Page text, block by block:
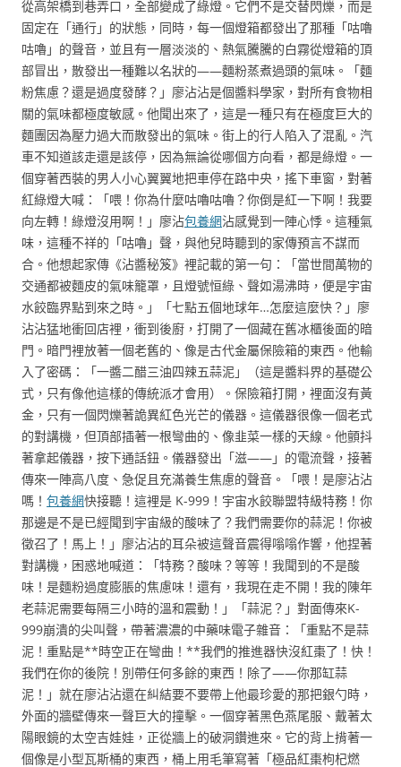
從高架橋到巷弄口，全部變成了綠燈。它們不是交替閃爍，而是
固定在「通行」的狀態，同時，每一個燈箱都發出了那種「咕嚕
咕嚕」的聲音，並且有一層淡淡的、熱氣騰騰的白霧從燈箱的頂
部冒出，散發出一種難以名狀的——麵粉蒸煮過頭的氣味。「麵
粉焦慮？還是過度發酵？」廖沾沾是個醬料學家，對所有食物相
關的氣味都極度敏感。他聞出來了，這是一種只有在極度巨大的
麵團因為壓力過大而散發出的氣味。街上的行人陷入了混亂。汽
車不知道該走還是該停，因為無論從哪個方向看，都是綠燈。一
個穿著西裝的男人小心翼翼地把車停在路中央，搖下車窗，對著
紅綠燈大喊：「喂！你為什麼咕嚕咕嚕？你倒是紅一下啊！我要
向左轉！綠燈沒用啊！」廖沾包養網沾感覺到一陣心悸。這種氣
味，這種不祥的「咕嚕」聲，與他兒時聽到的家傳預言不謀而
合。他想起家傳《沾醬秘笈》裡記載的第一句：「當世間萬物的
交通都被麵皮的氣味籠罩，且燈號恒綠、聲如湯沸時，便是宇宙
水餃臨界點到來之時。」「七點五個地球年…怎麼這麼快？」廖
沾沾猛地衝回店裡，衝到後廚，打開了一個藏在舊冰櫃後面的暗
門。暗門裡放著一個老舊的、像是古代金屬保險箱的東西。他輸
入了密碼：「一醬二醋三油四辣五蒜泥」（這是醬料界的基礎公
式，只有像他這樣的傳統派才會用）。保險箱打開，裡面沒有黃
金，只有一個閃爍著詭異紅色光芒的儀器。這儀器很像一個老式
的對講機，但頂部插著一根彎曲的、像韭菜一樣的天線。他顫抖
著拿起儀器，按下通話鈕。儀器發出「滋——」的電流聲，接著
傳來一陣高八度、急促且充滿養生焦慮的聲音。「喂！是廖沾沾
嗎！ 包養網快接聽！這裡是 K-999！宇宙水餃聯盟特級特務！你
那邊是不是已經聞到宇宙級的酸味了？我們需要你的蒜泥！你被
徵召了！馬上！」廖沾沾的耳朵被這聲音震得嗡嗡作響，他捏著
對講機，困惑地喊道：「特務？酸味？等等！我聞到的不是酸
味！是麵粉過度膨脹的焦慮味！還有，我現在走不開！我的陳年
老蒜泥需要每隔三小時的溫和震動！」「蒜泥？」對面傳來K-
999崩潰的尖叫聲，帶著濃濃的中藥味電子雜音：「重點不是蒜
泥！重點是**時空正在彎曲！**我們的推進器快沒紅棗了！快！
我們在你的後院！別帶任何多餘的東西！除了——你那缸蒜
泥！」就在廖沾沾還在糾結要不要帶上他最珍愛的那把銀勺時，
外面的牆壁傳來一聲巨大的撞擊。一個穿著黑色燕尾服、戴著太
陽眼鏡的太空吉娃娃，正從牆上的破洞鑽進來。它的背上揹著一
個像是小型瓦斯桶的東西，桶上用毛筆寫著「極品紅棗枸杞燃